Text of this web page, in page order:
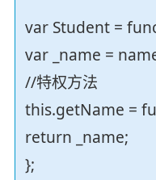
var Student =
var _name =
//特权方法
this.getName =
return _name;
};